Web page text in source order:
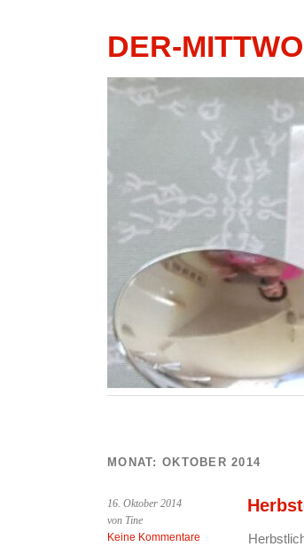
DER-
MONAT: OKTOBER 2014
16. Oktober 2014
von Tine
Keine Kommentare